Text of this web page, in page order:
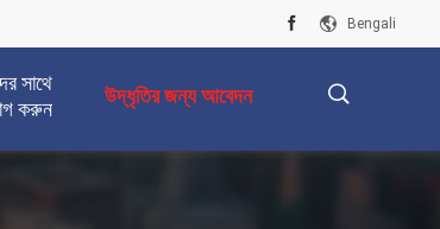
Bengali
সাথে
করুন
উদ্ধৃতির জন্য আবেদন